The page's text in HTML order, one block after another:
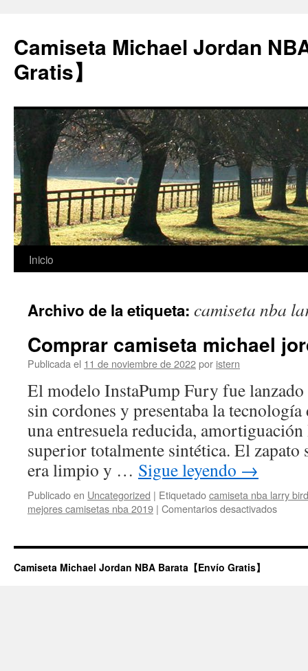
Camiseta Michael Jordan
Gratis】
Saltar
contenido
Inicio
Archivo de la etiqueta: camiseta nba
Comprar camiseta michael
Publicada el 11 de noviembre de 2022por istern
El modelo InstaPump Fury fue lanzado
sin cordones y presentaba la
una entresuela reducida,
superior totalmente sintética. El
era limpio y … Sigue leyendo →
Publicado en Uncategorized | Etiquetadocamiseta nba larry bird
mejores camisetas nba 2019 | Comentarios desactivadosen
Camiseta Michael Jordan NBA Barata【Envío Gratis】